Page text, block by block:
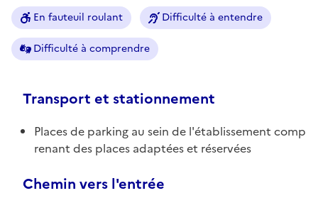
En fauteuil roulant Difficulté à entendre
Difficulté à comprendre
Transport et stationnement
Places de parking au sein de l'établissement comp
renant des places adaptées et réservées
Chemin vers l'entrée